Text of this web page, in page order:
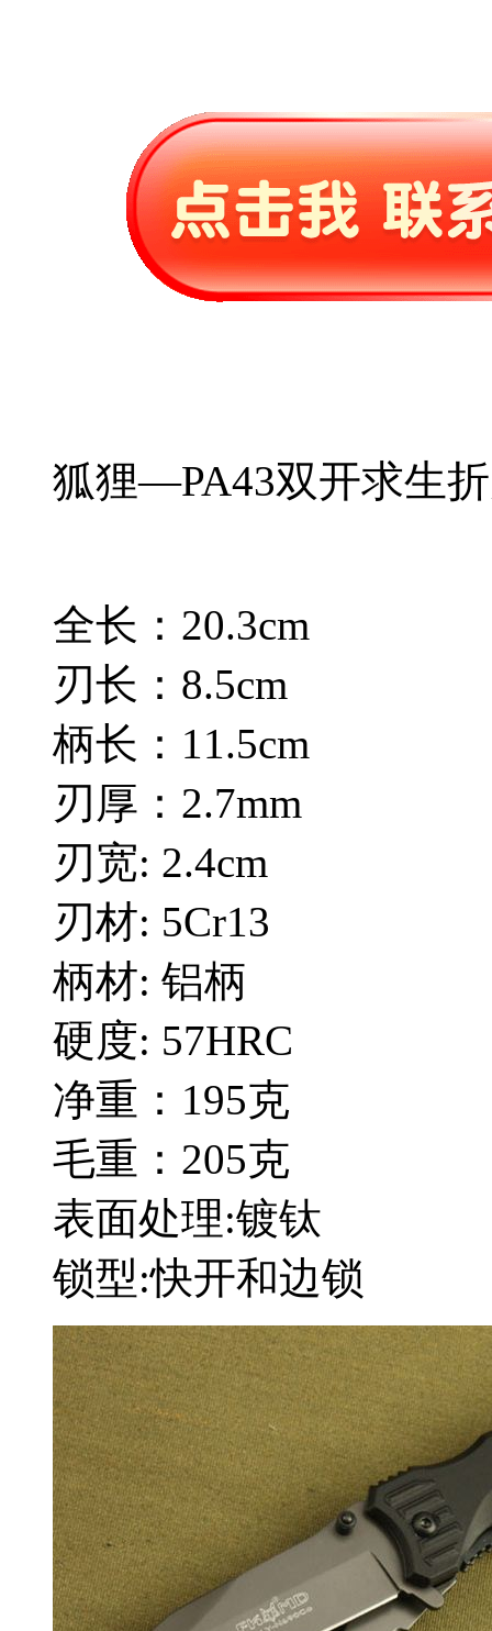
狐狸—PA43双开求生
全长：20.3cm
刃长：8.5cm
柄长：11.5cm
刃厚：2.7mm
刃宽: 2.4cm
刃材: 5Cr13
柄材: 铝柄
硬度: 57HRC
净重：195克
毛重：205克
表面处理:镀钛
锁型:快开和边锁